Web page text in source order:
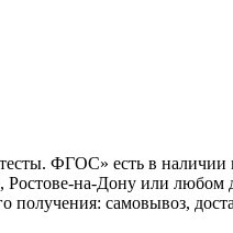
ФГОС» есть в
на-Дону или любом
самовывоз,